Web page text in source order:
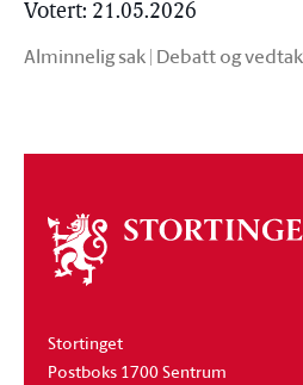
Votert: 21.05.2026
Alminnelig sak| Debatt og vedtak
Om
stortinget
Stortinget
Postboks 1700 Sentrum